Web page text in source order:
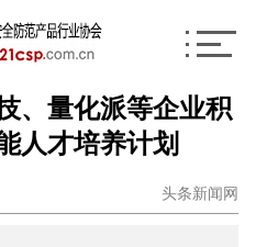
、量化派等企业积
人才培养计划
头条新闻网